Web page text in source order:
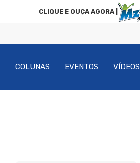
CLIQUE E OUÇA AGORA |
COLUNAS EVENTOS VÍDEOS